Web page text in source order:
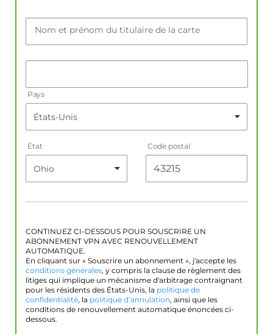
Nom et prénom du titulaire de la carte
Pays
État Code postal
CONTINUEZ CI-DESSOUS POUR SOUSCRIRE UN
ABONNEMENT VPN AVEC RENOUVELLEMENT
AUTOMATIQUE.
En cliquant sur « Souscrire un abonnement », j'accepte les
conditions générales, y compris la clause de règlement des
litiges qui implique un mécanisme d'arbitrage contraignant
pour les résidents des États-Unis, la politique de
confidentialité, la politique d’annulation, ainsi que les
conditions de renouvellement automatique énoncées ci-
dessous.